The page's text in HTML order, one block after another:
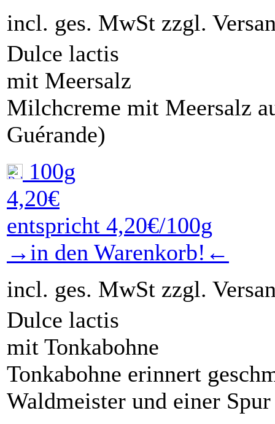
incl. ges. MwSt zzgl.
Dulce lactis
mit Meersalz
Milchcreme mit Meersalz
Guérande)
100g
4,20€
entspricht 4,20€/100g
→in den Warenkorb!←
incl. ges. MwSt zzgl.
Dulce lactis
mit Tonkabohne
Tonkabohne erinnert
Waldmeister und einer